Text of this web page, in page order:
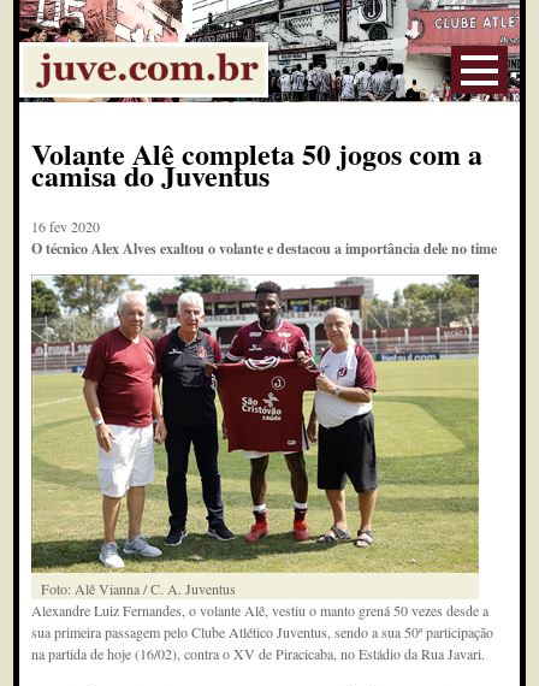
Volante Alê completa 50 jogos com a
camisa do Juventus
16 fev 2020
O técnico Alex Alves exaltou o volante e destacou a importância dele no time
Foto: Alê Vianna / C. A. Juventus
Alexandre Luiz Fernandes, o volante Alê, vestiu o manto grená 50 vezes desde a
sua primeira passagem pelo Clube Atlético Juventus, sendo a sua 50ª participação
na partida de hoje (16/02), contra o XV de Piracicaba, no Estádio da Rua Javari.